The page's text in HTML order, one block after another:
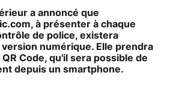
a annoncé que
à présenter à chaque
de police, existera
numérique. Elle prendra
Code, qu'il sera possible de
depuis un smartphone.